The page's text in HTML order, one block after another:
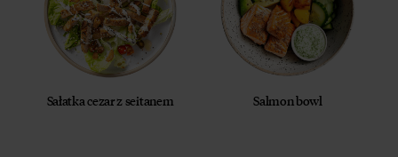
Sałatka cezar z seitanem Salmon bowl